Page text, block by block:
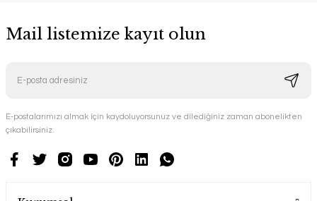
Mail listemize kayıt olun
E-postalarımızı almak için kaydoluyorsunuz ve dilediğiniz zaman abonelikten
çıkabilirsiniz.